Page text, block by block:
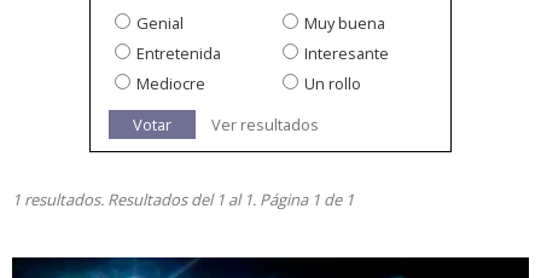
Genial
Muy buena
Entretenida
Interesante
Mediocre
Un rollo
Votar
Ver resultados
1 resultados. Resultados del 1 al 1. Página 1 de 1